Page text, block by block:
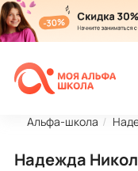
Альфа-школа
Надежда